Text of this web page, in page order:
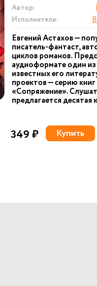
Автор:
Исполнители:
Евгений Астахов —
писатель-фантаст,
циклов романов.
аудиоформате один
известных его
проектов — серию книг
«Сопряжение».
предлагается десятая
349 ₽ Купить